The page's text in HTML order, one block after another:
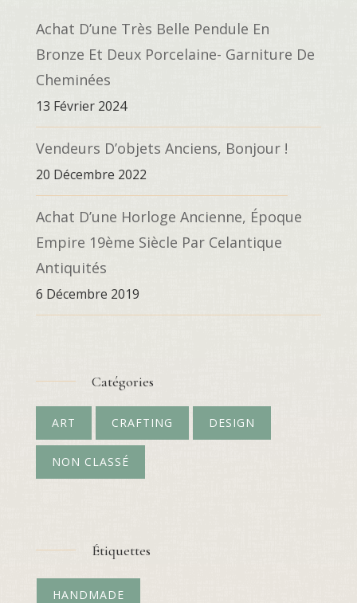
Achat D’une Très Belle Pendule En
Bronze Et Deux Porcelaine- Garniture De
Cheminées
13 Février 2024
Vendeurs D’objets Anciens, Bonjour !
20 Décembre 2022
Achat D’une Horloge Ancienne, Époque
Empire 19ème Siècle Par Celantique
Antiquités
6 Décembre 2019
Catégories
ART CRAFTING DESIGN
NON CLASSÉ
Étiquettes
HANDMADE